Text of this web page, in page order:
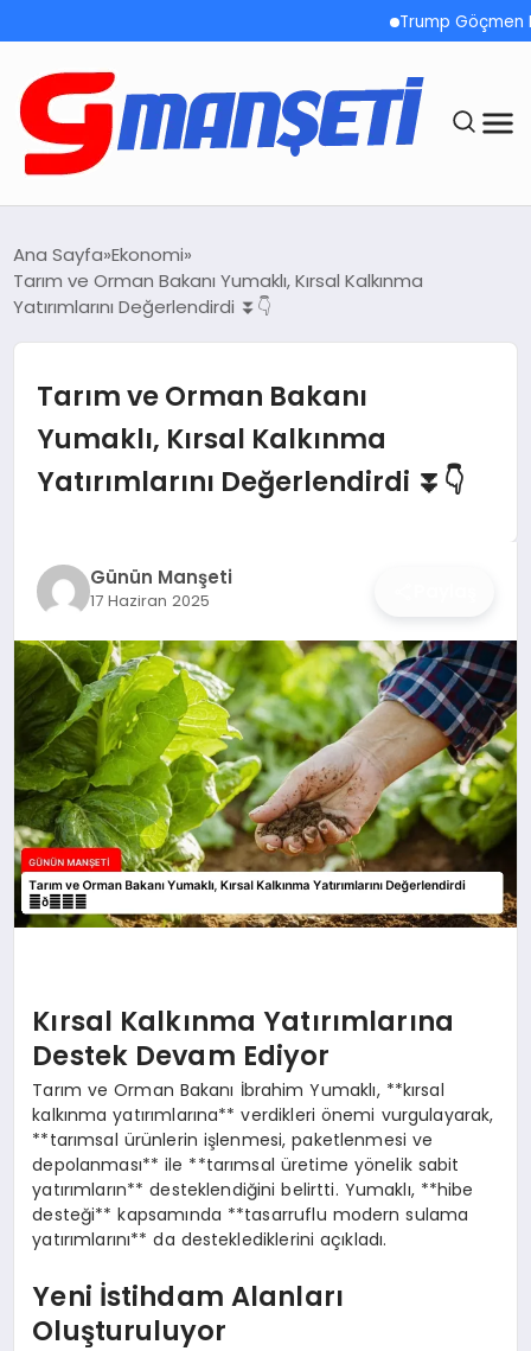
Trump Göçmen
DEMOLAR
OYUN
ANA DEMO
TEKNOLOJI
MAGAZIN
KRIPTO PARA
GEZI & SEYAHAT
OYUN
Ana Sayfa Ekonomi
Tarım ve Orman Bakanı Yumaklı, Kırsal Kalkınma
Yatırımlarını Değerlendirdi ⏬👇
Tarım ve Orman Bakanı
Yumaklı, Kırsal Kalkınma
Yatırımlarını Değerlendirdi ⏬👇
Günün Manşeti
17 Haziran 2025
Kırsal Kalkınma Yatırımlarına
Destek Devam Ediyor
Tarım ve Orman Bakanı İbrahim Yumaklı, **kırsal
kalkınma yatırımlarına** verdikleri önemi vurgulayarak,
**tarımsal ürünlerin işlenmesi, paketlenmesi ve
depolanması** ile **tarımsal üretime yönelik sabit
yatırımların** desteklendiğini belirtti. Yumaklı, **hibe
desteği** kapsamında **tasarruflu modern sulama
yatırımlarını** da desteklediklerini açıkladı.
Yeni İstihdam Alanları
Oluşturuluyor